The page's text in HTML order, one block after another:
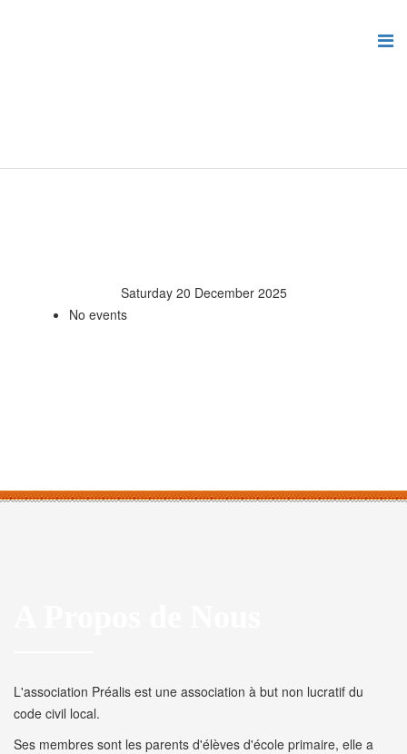
Saturday 20 December 2025
No events
L'association Préalis est une association à but non lucratif du
code civil local.
Ses membres sont les parents d'élèves d'école primaire, elle a